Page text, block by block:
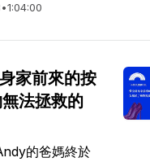
•1:04:00
家前來的按
法拯救的
的爸媽終於